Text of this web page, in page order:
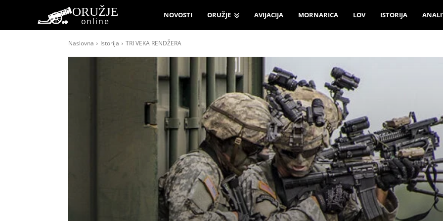
ORUŽJE
online
NOVOSTI ORUŽJE AVIJACIJA MORNARICA LOV ISTORIJA
Naslovna Istorija TRI VEKA RENDŽERA